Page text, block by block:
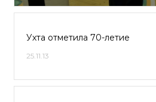
Ухта отметила 70-летие
25.11.13